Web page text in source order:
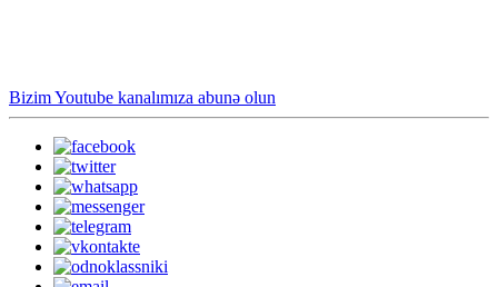
Bizim Youtube kanalımıza abunə olun